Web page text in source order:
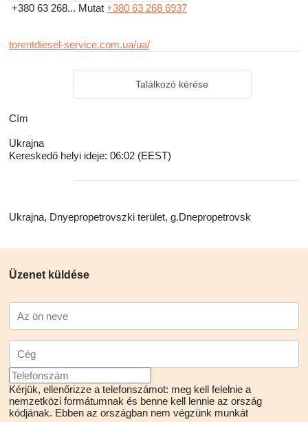
+380 63 268... Mutat +380 63 268 6937
torentdiesel-service.com.ua/ua/
Találkozó kérése
Сím
Ukrajna
Kereskedő helyi ideje: 06:02 (EEST)
Ukrajna, Dnyepropetrovszki terület, g.Dnepropetrovsk
Üzenet küldése
Kérjük, ellenőrizze a telefonszámot: meg kell felelnie a
nemzetközi formátumnak és benne kell lennie az ország
kódjának. Ebben az országban nem végzünk munkát